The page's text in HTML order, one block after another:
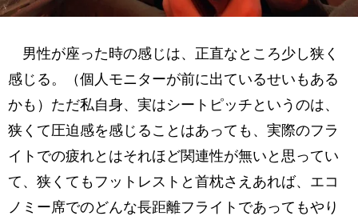
男性が座った時の感じは、正直なところ少し狭く
感じる。（個人モニターが前に出ているせいもある
かも）ただ私自身、実はシートピッチというのは、
狭くて圧迫感を感じることはあっても、実際のフラ
イトでの疲れとはそれほど関連性が無いと思ってい
て、狭くてもフットレストと首枕さえあれば、エコ
ノミー席でのどんな長距離フライトであってもやり